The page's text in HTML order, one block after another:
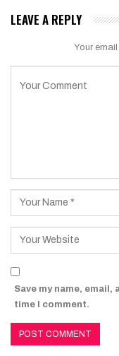
LEAVE A REPLY
Your
Save my name,
time I comment.